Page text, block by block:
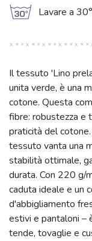
g Lavare a
Il tessuto 'Lino
unita verde, è una
cotone. Questa
fibre: robustezza e
praticità del
tessuto vanta una
stabilità ottimale,
durata. Con 220 g/
caduta ideale e un
d'abbigliamento
estivi e pantaloni –
tende, tovaglie e